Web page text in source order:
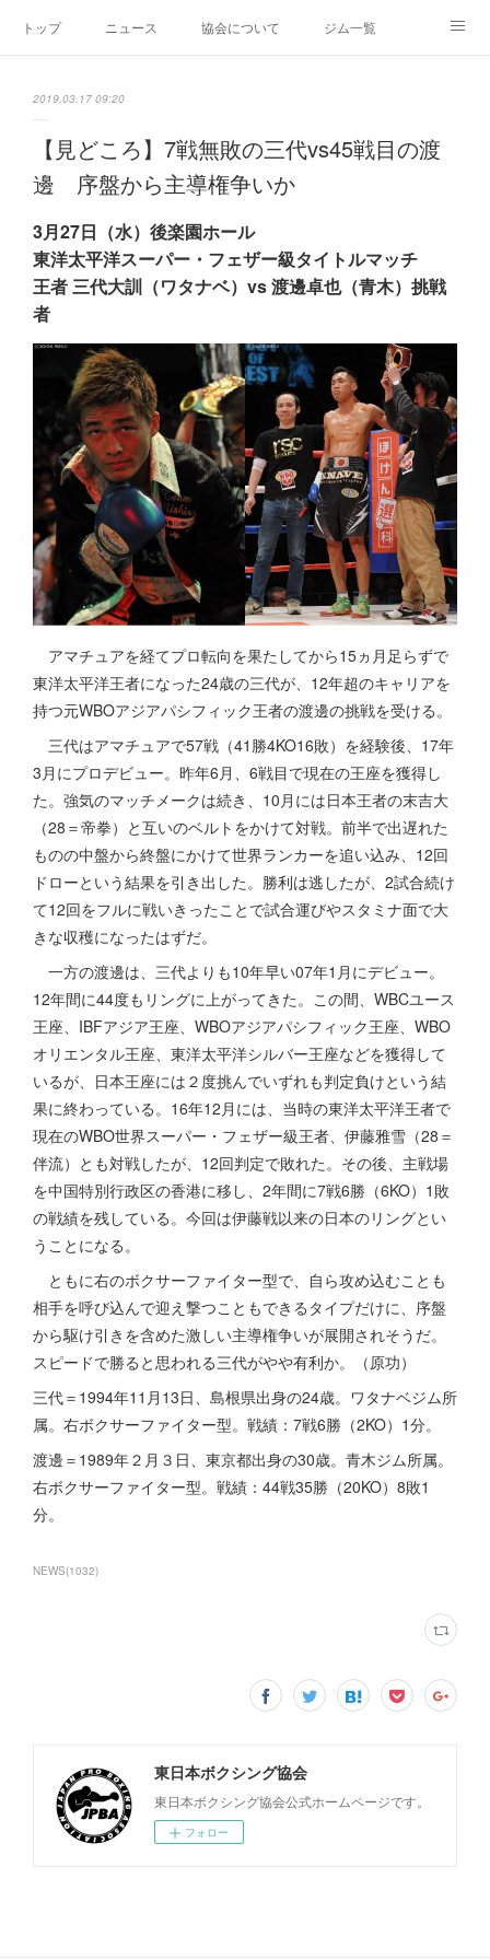
トップ ニュース 協会について ジム一覧
2019.03.17 09:20
【見どころ】7戦無敗の三代vs45戦目の渡
邊 序盤から主導権争いか
3月27日（水）後楽園ホール
東洋太平洋スーパー・フェザー級タイトルマッチ
王者 三代大訓（ワタナベ）vs 渡邊卓也（青木）挑戦
者
アマチュアを経てプロ転向を果たしてから15ヵ月足らずで
東洋太平洋王者になった24歳の三代が、12年超のキャリアを
持つ元WBOアジアパシフィック王者の渡邊の挑戦を受ける。
三代はアマチュアで57戦（41勝4KO16敗）を経験後、17年
3月にプロデビュー。昨年6月、6戦目で現在の王座を獲得し
た。強気のマッチメークは続き、10月には日本王者の末吉大
（28＝帝拳）と互いのベルトをかけて対戦。前半で出遅れた
ものの中盤から終盤にかけて世界ランカーを追い込み、12回
ドローという結果を引き出した。勝利は逃したが、2試合続け
て12回をフルに戦いきったことで試合運びやスタミナ面で大
きな収穫になったはずだ。
一方の渡邊は、三代よりも10年早い07年1月にデビュー。
12年間に44度もリングに上がってきた。この間、WBCユース
王座、IBFアジア王座、WBOアジアパシフィック王座、WBO
オリエンタル王座、東洋太平洋シルバー王座などを獲得して
いるが、日本王座には２度挑んでいずれも判定負けという結
果に終わっている。16年12月には、当時の東洋太平洋王者で
現在のWBO世界スーパー・フェザー級王者、伊藤雅雪（28＝
伴流）とも対戦したが、12回判定で敗れた。その後、主戦場
を中国特別行政区の香港に移し、2年間に7戦6勝（6KO）1敗
の戦績を残している。今回は伊藤戦以来の日本のリングとい
うことになる。
ともに右のボクサーファイター型で、自ら攻め込むことも
相手を呼び込んで迎え撃つこともできるタイプだけに、序盤
から駆け引きを含めた激しい主導権争いが展開されそうだ。
スピードで勝ると思われる三代がやや有利か。（原功）
三代＝1994年11月13日、島根県出身の24歳。ワタナベジム所
属。右ボクサーファイター型。戦績：7戦6勝（2KO）1分。
渡邊＝1989年２月３日、東京都出身の30歳。青木ジム所属。
右ボクサーファイター型。戦績：44戦35勝（20KO）8敗1
分。
NEWS(1032)
東日本ボクシング協会
東日本ボクシング協会公式ホームページです。
フォロー